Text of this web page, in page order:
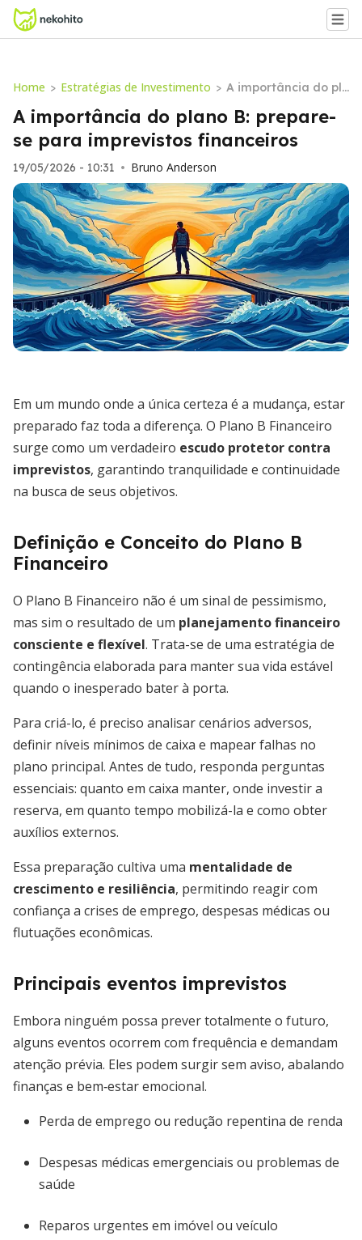
Home > Estratégias de Investimento > A importância do pl
ano B: prepare-se pa
ra imprevistos finan
ceiros
A importância do plano B: prepare-
se para imprevistos financeiros
19/05/2026 - 10:31 • Bruno Anderson
Em um mundo onde a única certeza é a mudança, estar
preparado faz toda a diferença. O Plano B Financeiro
surge como um verdadeiro escudo protetor contra
imprevistos, garantindo tranquilidade e continuidade
na busca de seus objetivos.
Definição e Conceito do Plano B
Financeiro
O Plano B Financeiro não é um sinal de pessimismo,
mas sim o resultado de um planejamento financeiro
consciente e flexível. Trata-se de uma estratégia de
contingência elaborada para manter sua vida estável
quando o inesperado bater à porta.
Para criá-lo, é preciso analisar cenários adversos,
definir níveis mínimos de caixa e mapear falhas no
plano principal. Antes de tudo, responda perguntas
essenciais: quanto em caixa manter, onde investir a
reserva, em quanto tempo mobilizá-la e como obter
auxílios externos.
Essa preparação cultiva uma mentalidade de
crescimento e resiliência, permitindo reagir com
confiança a crises de emprego, despesas médicas ou
flutuações econômicas.
Principais eventos imprevistos
Embora ninguém possa prever totalmente o futuro,
alguns eventos ocorrem com frequência e demandam
atenção prévia. Eles podem surgir sem aviso, abalando
finanças e bem‐estar emocional.
Perda de emprego ou redução repentina de renda
Despesas médicas emergenciais ou problemas de
saúde
Reparos urgentes em imóvel ou veículo